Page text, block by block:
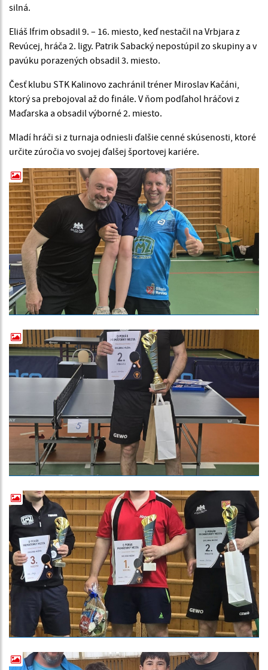
silná.
Eliáš Ifrim obsadil 9. – 16. miesto, keď nestačil na Vrbjara z
Revúcej, hráča 2. ligy. Patrik Sabacký nepostúpil zo skupiny a v
pavúku porazených obsadil 3. miesto.
Česť klubu STK Kalinovo zachránil tréner Miroslav Kačáni,
ktorý sa prebojoval až do finále. V ňom podľahol hráčovi z
Maďarska a obsadil výborné 2. miesto.
Mladí hráči si z turnaja odniesli ďalšie cenné skúsenosti, ktoré
určite zúročia vo svojej ďalšej športovej kariére.